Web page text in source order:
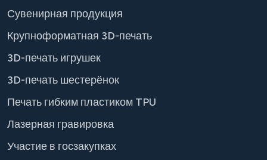
Сувенирная продукция
Крупноформатная 3D-печать
3D-печать игрушек
3D-печать шестерёнок
Печать гибким пластиком TPU
Лазерная гравировка
Участие в госзакупках